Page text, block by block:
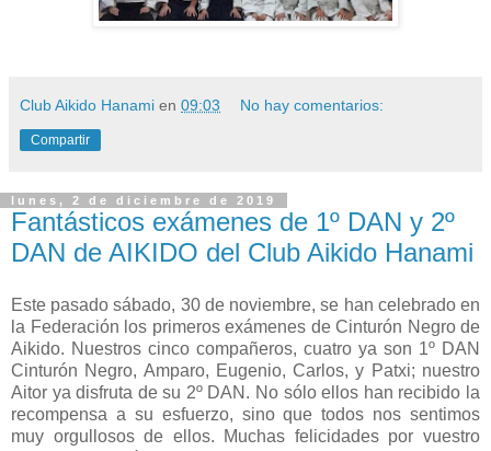
Club Aikido Hanami en 09:03 No hay comentarios:
Compartir
lunes, 2 de diciembre de 2019
Fantásticos exámenes de 1º DAN y 2º
DAN de AIKIDO del Club Aikido Hanami
Este pasado sábado, 30 de noviembre, se han celebrado en
la Federación los primeros exámenes de Cinturón Negro de
Aikido. Nuestros cinco compañeros, cuatro ya son 1º DAN
Cinturón Negro, Amparo, Eugenio, Carlos, y Patxi; nuestro
Aitor ya disfruta de su 2º DAN. No sólo ellos han recibido la
recompensa a su esfuerzo, sino que todos nos sentimos
muy orgullosos de ellos. Muchas felicidades por vuestro